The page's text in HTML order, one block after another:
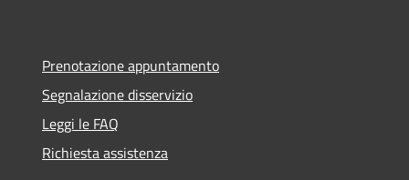
Prenotazione appuntamento
Segnalazione disservizio
Leggi le FAQ
Richiesta assistenza